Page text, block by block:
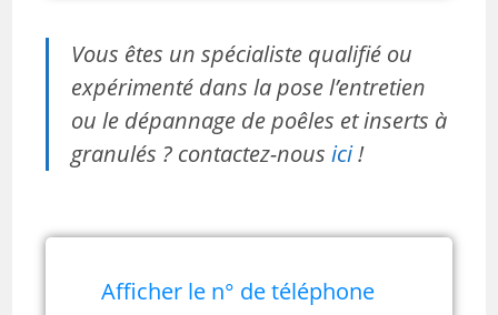
Vous êtes un spécialiste qualifié ou
expérimenté dans la pose l’entretien
ou le dépannage de poêles et inserts à
granulés ? contactez-nousici!
Afficher le n° de téléphone